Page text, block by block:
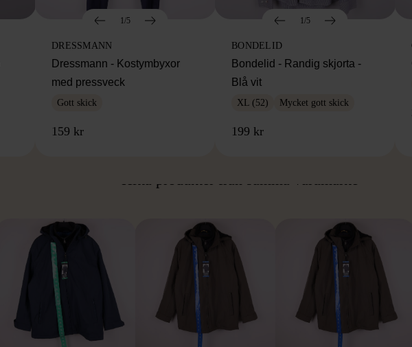
1/5
DRESSMANN
Dressmann - Kostymbyxor
med pressveck
Gott skick
159 kr
1/5
BONDELID
Bondelid - Randig skjorta -
Blå vit
XL (52) Mycket gott skick
199 kr